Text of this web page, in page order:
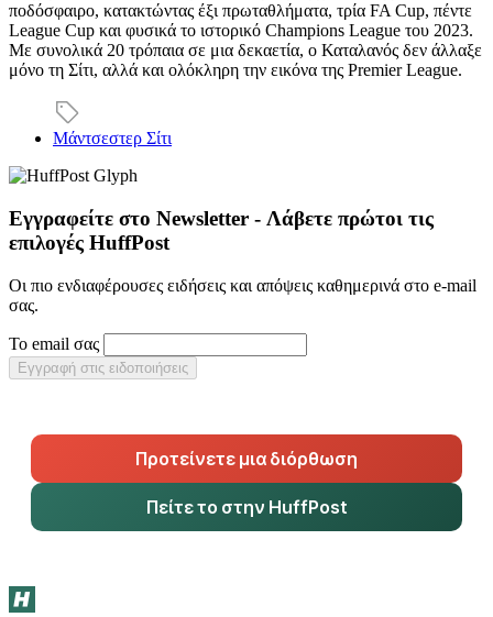
ποδόσφαιρο, κατακτώντας έξι πρωταθλήματα, τρία FA Cup, πέντε
League Cup και φυσικά το ιστορικό Champions League του 2023.
Με συνολικά 20 τρόπαια σε μια δεκαετία, ο Καταλανός δεν άλλαξε
μόνο τη Σίτι, αλλά και ολόκληρη την εικόνα της Premier League.
Μάντσεστερ Σίτι
Εγγραφείτε στο Newsletter - Λάβετε πρώτοι τις
επιλογές HuffPost
Οι πιο ενδιαφέρουσες ειδήσεις και απόψεις καθημερινά στο e-mail
σας.
Το email σας
Εγγραφή στις ειδοποιήσεις
Προτείνετε μια διόρθωση
Πείτε το στην HuffPost